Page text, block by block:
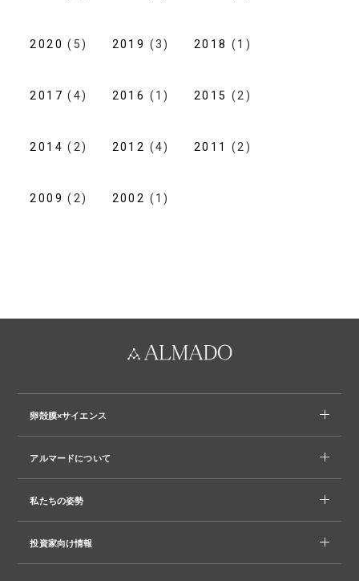
2020 (5) 2019 (3) 2018 (1)
2017 (4) 2016 (1) 2015 (2)
2014 (2) 2012 (4) 2011 (2)
2009 (2) 2002 (1)
卵殻膜×サイエンス
アルマードについて
私たちの姿勢
投資家向け情報